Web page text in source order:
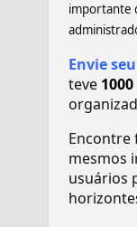
importante
Envie
teve
Encontre
mesmos
usuários